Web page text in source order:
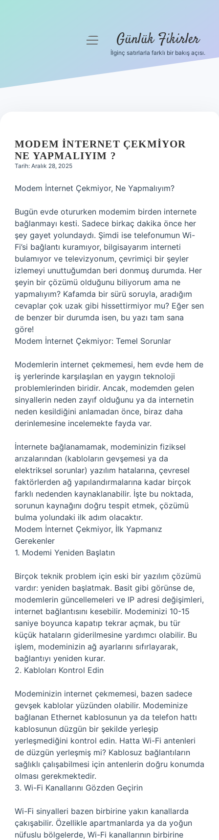
Hakkımızda
menüyü Günlük Fikirler
İlginç satırlarla farklı bir bakış açısı.
MODEM INTERNET ÇEKMIYOR
NE YAPMALIYIM ?
Tarih: Aralık 28, 2025
Modem İnternet Çekmiyor, Ne Yapmalıyım?
Bugün evde otururken modemim birden internete
bağlanmayı kesti. Sadece birkaç dakika önce her
şey gayet yolundaydı. Şimdi ise telefonumun Wi-
Fi’si bağlantı kuramıyor, bilgisayarım interneti
bulamıyor ve televizyonum, çevrimiçi bir şeyler
izlemeyi unuttuğumdan beri donmuş durumda. Her
şeyin bir çözümü olduğunu biliyorum ama ne
yapmalıyım? Kafamda bir sürü soruyla, aradığım
cevaplar çok uzak gibi hissettirmiyor mu? Eğer sen
de benzer bir durumda isen, bu yazı tam sana
göre!
Modem İnternet Çekmiyor: Temel Sorunlar
Modemlerin internet çekmemesi, hem evde hem de
iş yerlerinde karşılaşılan en yaygın teknoloji
problemlerinden biridir. Ancak, modemden gelen
sinyallerin neden zayıf olduğunu ya da internetin
neden kesildiğini anlamadan önce, biraz daha
derinlemesine incelemekte fayda var.
İnternete bağlanamamak, modeminizin fiziksel
arızalarından (kabloların gevşemesi ya da
elektriksel sorunlar) yazılım hatalarına, çevresel
faktörlerden ağ yapılandırmalarına kadar birçok
farklı nedenden kaynaklanabilir. İşte bu noktada,
sorunun kaynağını doğru tespit etmek, çözümü
bulma yolundaki ilk adım olacaktır.
Modem İnternet Çekmiyor, İlk Yapmanız
Gerekenler
1. Modemi Yeniden Başlatın
Birçok teknik problem için eski bir yazılım çözümü
vardır: yeniden başlatmak. Basit gibi görünse de,
modemlerin güncellemeleri ve IP adresi değişimleri,
internet bağlantısını kesebilir. Modeminizi 10-15
saniye boyunca kapatıp tekrar açmak, bu tür
küçük hataların giderilmesine yardımcı olabilir. Bu
işlem, modeminizin ağ ayarlarını sıfırlayarak,
bağlantıyı yeniden kurar.
2. Kabloları Kontrol Edin
Modeminizin internet çekmemesi, bazen sadece
gevşek kablolar yüzünden olabilir. Modeminize
bağlanan Ethernet kablosunun ya da telefon hattı
kablosunun düzgün bir şekilde yerleşip
yerleşmediğini kontrol edin. Hatta Wi-Fi antenleri
de düzgün yerleşmiş mi? Kablosuz bağlantıların
sağlıklı çalışabilmesi için antenlerin doğru konumda
olması gerekmektedir.
3. Wi-Fi Kanallarını Gözden Geçirin
Wi-Fi sinyalleri bazen birbirine yakın kanallarda
çakışabilir. Özellikle apartmanlarda ya da yoğun
nüfuslu bölgelerde, Wi-Fi kanallarının birbirine